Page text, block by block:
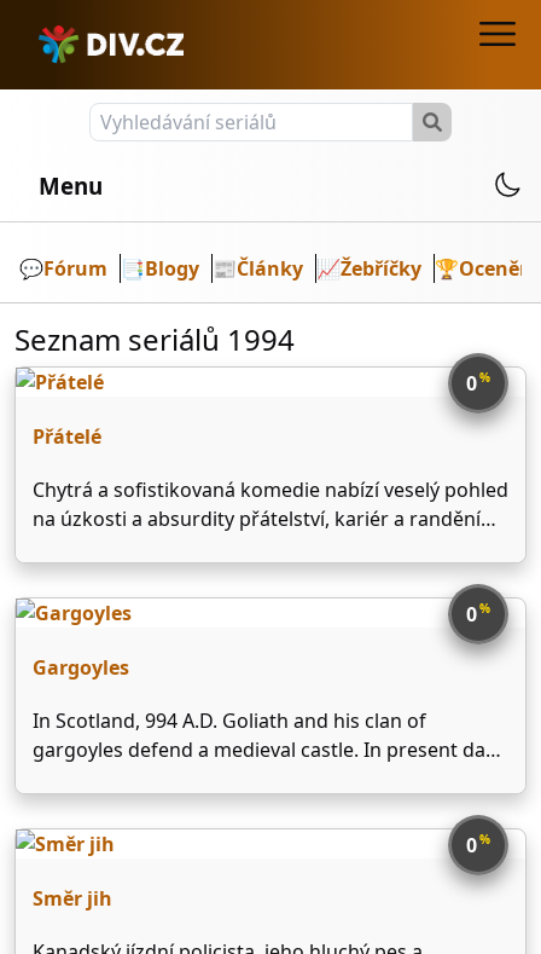
Menu
💬️Fórum 📑Blogy 📰Články 📈Žebříčky 🏆Ocenění
Seznam seriálů 1994
0%
Přátelé
Chytrá a sofistikovaná komedie nabízí veselý pohled
na úzkosti a absurdity přátelství, kariér a randění
0%
Gargoyles
In Scotland, 994 A.D. Goliath and his clan of
gargoyles defend a medieval castle. In present day,
York City. When the castle is attacked the gargoyles
are awakened from a …
0%
Směr jih